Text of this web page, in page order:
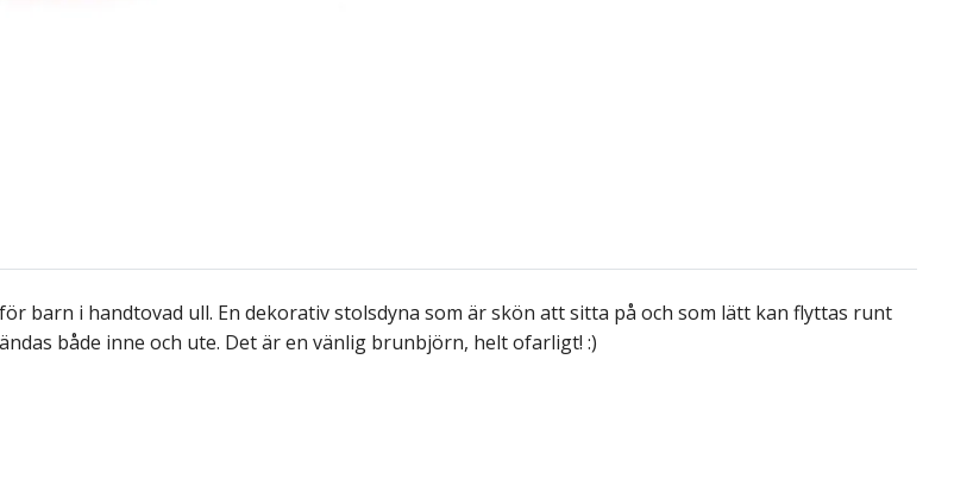
barn i handtovad ull. En dekorativ stolsdyna som är skön att sitta på och som lätt kan flyttas runt
både inne och ute. Det är en vänlig brunbjörn, helt ofarligt! :)